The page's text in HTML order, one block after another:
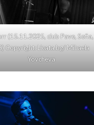
(15.11.2025, club Pave, Sofia,
Copyright: Licata.bg/ Mihaela
Yovcheva